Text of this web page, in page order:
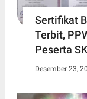
Sertifikat
Terbit,
Peserta
Desember 23,